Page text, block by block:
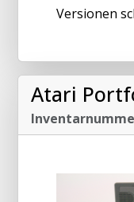
Versionen
Atari